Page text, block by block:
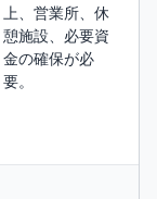
上、営業所、休
憩施設、必要資
金の確保が必
要。